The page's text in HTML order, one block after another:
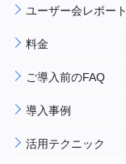
ユーザー会レポート
料金
ご導入前のFAQ
導入事例
活用テクニック